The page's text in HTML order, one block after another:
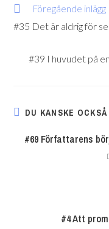
Föregående inlägg
#35 Det är aldrig för
#39 I huvudet på
DU KANSKE
#69 Författarens
#4 Att